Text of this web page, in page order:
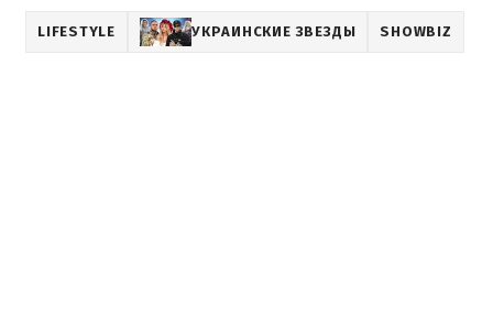
LIFESTYLE УКРАИНСКИЕ ЗВЕЗДЫ SHOWBIZ